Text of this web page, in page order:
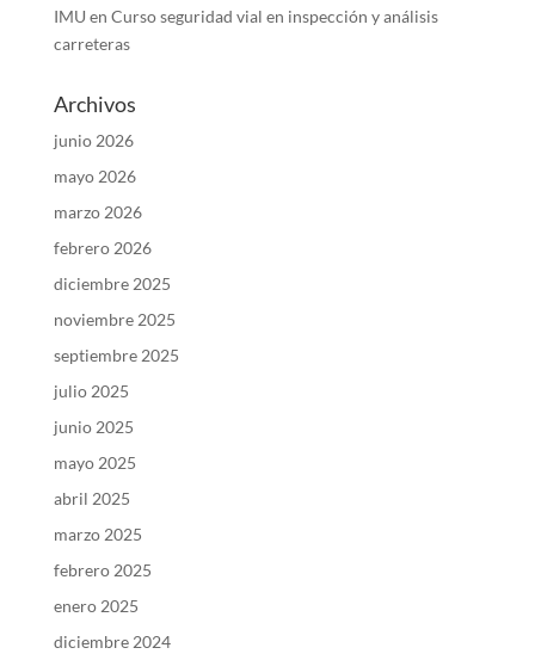
IMU en Curso seguridad vial en inspección y análisis
carreteras
Archivos
junio 2026
mayo 2026
marzo 2026
febrero 2026
diciembre 2025
noviembre 2025
septiembre 2025
julio 2025
junio 2025
mayo 2025
abril 2025
marzo 2025
febrero 2025
enero 2025
diciembre 2024